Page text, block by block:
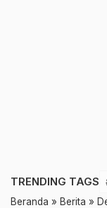
TRENDING TAGS
Beranda » Berita »